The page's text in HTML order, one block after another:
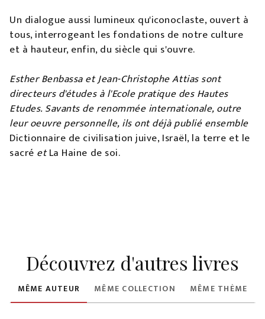
Un dialogue aussi lumineux qu'iconoclaste, ouvert à
tous, interrogeant les fondations de notre culture
et à hauteur, enfin, du siècle qui s'ouvre.
Esther Benbassa et Jean-Christophe Attias sont
directeurs d'études à l'Ecole pratique des Hautes
Etudes. Savants de renommée internationale, outre
leur oeuvre personnelle, ils ont déjà publié ensemble
Dictionnaire de civilisation juive, Israël, la terre et le
sacré etLa Haine de soi.
Découvrez d'autres livres
MÊME AUTEUR MÊME COLLECTION MÊME THÈME